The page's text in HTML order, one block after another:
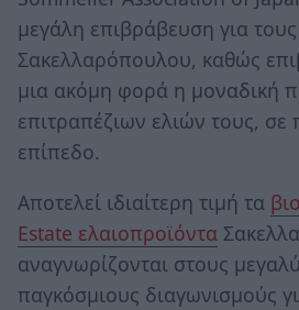
μεγάλη επιβράβευση για
Σακελλαρόπουλου, καθώς
μια ακόμη φορά η μοναδική
επιτραπέζιων ελιών τους, σε
επίπεδο.
Αποτελεί ιδιαίτερη τιμή τα
Estate ελαιοπροϊόντα
αναγνωρίζονται στους
παγκόσμιους διαγωνισμούς